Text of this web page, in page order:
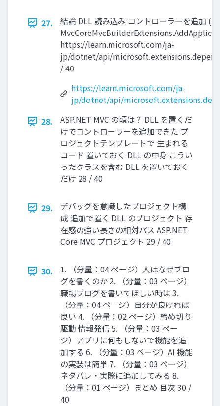
27.
結論 DLL 読み込み コントローラーを追加 (
https://learn.microsoft.com/ja-
jp/dotnet/api/
/ 40
https://learn.microsoft.com/ja-
jp/dotnet/api/
28.
ASP.NET MVC の頃は？ DLL を置くだ
けでコントローラーを追加できた プ
ロジェクトテンプレートで 生まれる
コード 置いておく DLL の中身 こうい
ったクラスを含む DLL を置いておく
だけ 28 / 40
29.
デバッグを意識したプロジェクト構
成 追加で置く DLL のプロジェクト 存
在感の強い長さの相対パス ASP.NET
Core MVC プロジェクト 29 / 40
30.
1. （分量：04 ページ）人はなぜブロ
グを書くのか 2. （分量：03 ページ）
職場ブログを書いてほしい時は 3.
（分量：04 ページ）自分が良ければ
良い 4. （分量：02 ページ）締め切り
駆動 情報発信 5. （分量：03 ペー
ジ）アプリに何もしないで機能を追
加する 6. （分量：03 ページ）AI 機能
の実装は簡単 7. （分量：03 ページ）
ネタバレ・実際に追加してみる 8.
（分量：01 ページ）まとめ 目次 30 /
40